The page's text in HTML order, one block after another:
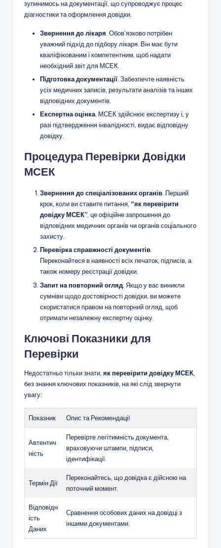
зупинимось на документації, що супроводжує процес
діагностики та оформлення довідки.
Звернення до лікаря . Обов’язково потрібен
уважний підхід до підбору лікаря. Він має бути
кваліфікованим і компетентним, щоб надати
необхідний звіт для МСЕК.
Підготовка документації . Забезпечте наявність
усіх медичних записів, результати аналізів та інших
відповідних документів.
Експертна оцінка. МСЕК здійснює експертизу і, у
разі підтвердження інвалідності, видає відповідну
довідку.
Процедура Перевірки Довідки
МСЕК
Звернення до спеціалізованих органів. Перший
крок, коли ви ставите питання, “як перевірити
довідку МСЕК”, це офіційне запрошення до
відповідних медичних органів чи органів соціального
захисту.
Перевірка справжності документів.
Переконайтеся в наявності всіх печаток, підписів, а
також номеру реєстрації довідки.
Запит на повторний огляд . Якщо у вас виникли
сумніви щодо достовірності довідки, ви можете
скористатися правом на повторний огляд, щоб
отримати незалежну експертну оцінку.
Ключові Показники для
Перевірки
Недостатньо тільки знати, як перевірити довідку МСЕК
без знання ключових показників, на які слід звернути
увагу:
Показник Опис та Рекомендації
Автентич
ність
Перевірте легітимність документа,
враховуючи штампи, підписи,
ідентифікації.
Термін Дії
Переконайтесь, що довідка є дійсною на
поточний момент.
Відповідн
ість
Даних
Сравнення особових даних на довідці з
іншими документами.